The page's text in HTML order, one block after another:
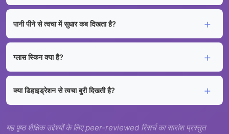
पानी पीने से त्वचा में सुधार कब दिखता है?
ग्लास स्किन क्या है?
क्या डिहाइड्रेशन से त्वचा बुरी दिखती है?
यह पृष्ठ शैक्षिक उद्देश्यों के लिए peer-reviewed रिसर्च का सारांश प्रस्तुत